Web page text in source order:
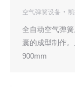
空气弹簧设备
全自动空气弹
囊的成型制作
900mm